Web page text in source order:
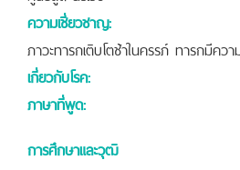
ความเชี่ยวชาญ:
ภาวะทารกเติบโตช้าในครรภ์ ทารกมีคว
เกี่ยวกับโรค:
ภาษาที่พูด:
การศึกษาและวุฒิ